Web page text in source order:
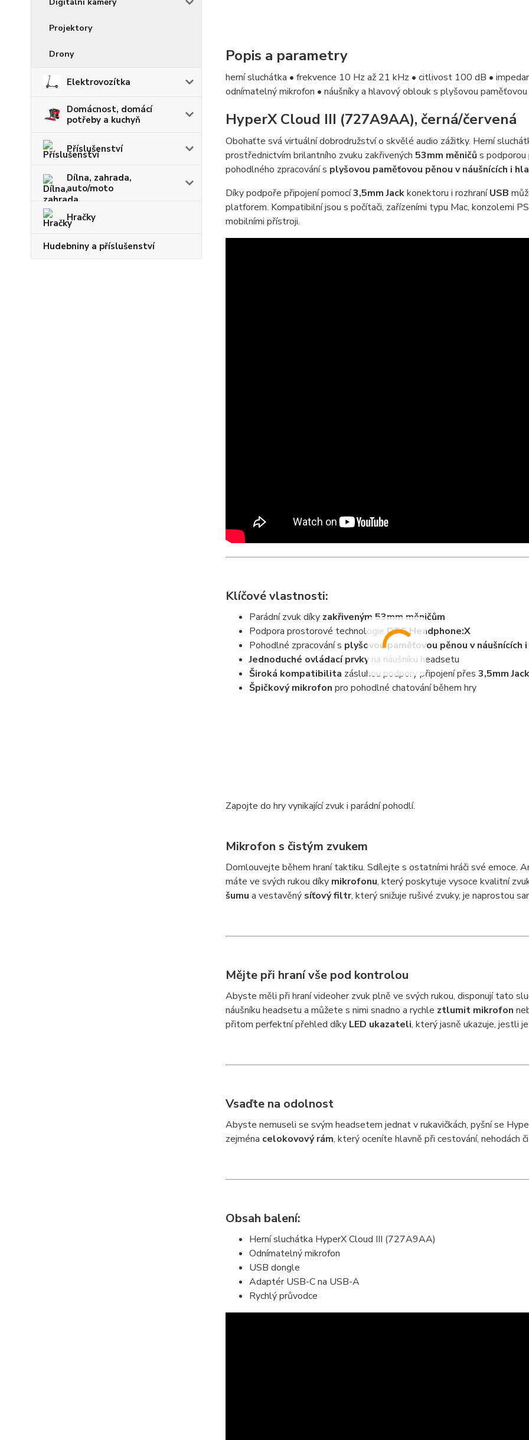
Projektory
Drony
Elektrovozítka
Domácnost, domácí
potřeby a kuchyň
Příslušenství
Dílna, zahrada,
auto/moto
Hračky
Hudebniny a příslušenství
Popis a parametry
herní sluchátka • frekvence 10 Hz až 21 kHz • citlivost 100 dB •
odnímatelný mikrofon • náušníky a hlavový oblouk s plyšovou
HyperX Cloud III (727A9AA), černá/červená
Obohaťte svá virtuální dobrodružství o skvělé audio zážitky. Herní
prostřednictvím brilantního zvuku zakřivených 53mm měničůs
pohodlného zpracování s plyšovou paměťovou pěnou v náušnících i
Díky podpoře připojení pomocí3,5mm Jackkonektoru i rozhraníUSB
platforem. Kompatibilní jsou s počítači, zařízeními typu Mac, konzolemi
mobilními přístroji.
Klíčové vlastnosti:
Parádní zvuk díky zakřiveným 53mm měničům
Podpora prostorové technologie DTS Headphone:X
Pohodlné zpracování s plyšovou paměťovou pěnou v náušnících
Jednoduché ovládací prvkyna náušníku headsetu
Široká kompatibilita zásluhou podpory připojení přes 3,5mm Jack
Špičkový mikrofon pro pohodlné chatování během hry
Zapojte do hry vynikající zvuk i parádní pohodlí.
Mikrofon s čistým zvukem
Domlouvejte během hraní taktiku. Sdílejte s ostatními hráči své emoce.
máte ve svých rukou díky mikrofonu, který poskytuje vysoce kvalitní
šumu a vestavěný síťový filtr, který snižuje rušivé zvuky, je naprostou
Mějte při hraní vše pod kontrolou
Abyste měli při hraní videoher zvuk plně ve svých rukou, disponují tato
náušníku headsetu a můžete s nimi snadno a rychle ztlumit mikrofon
přitom perfektní přehled díky LED ukazateli, který jasně ukazuje, jestli
Vsaďte na odolnost
Abyste nemuseli se svým headsetem jednat v rukavičkách, pyšní se
zejména celokovový rám, který oceníte hlavně při cestování, nehodách
Obsah balení:
Herní sluchátka HyperX Cloud III (727A9AA)
Odnímatelný mikrofon
USB dongle
Adaptér USB-C na USB-A
Rychlý průvodce